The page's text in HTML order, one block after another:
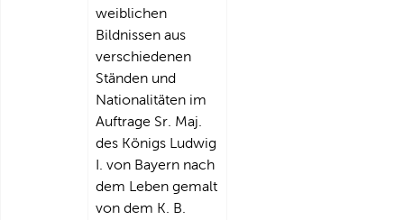
weiblichen
Bildnissen aus
verschiedenen
Ständen und
Nationalitäten im
Auftrage Sr. Maj.
des Königs Ludwig
I. von Bayern nach
dem Leben gemalt
von dem K. B.